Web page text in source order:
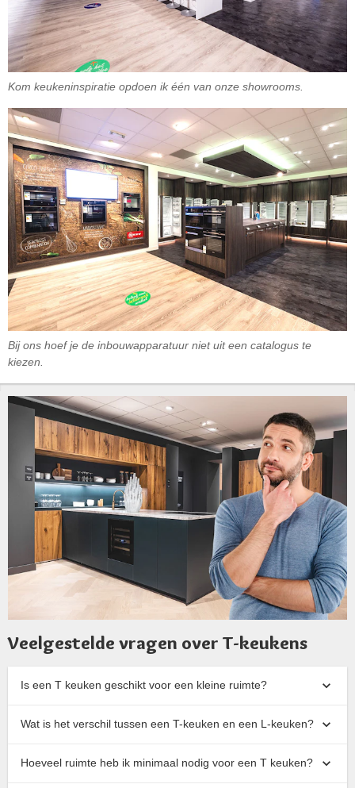
Kom keukeninspiratie opdoen ik één van onze showrooms.
Bij ons hoef je de inbouwapparatuur niet uit een catalogus te
kiezen.
Veelgestelde vragen over T-keukens
Is een T keuken geschikt voor een kleine ruimte?
Wat is het verschil tussen een T-keuken en een L-keuken?
Hoeveel ruimte heb ik minimaal nodig voor een T keuken?